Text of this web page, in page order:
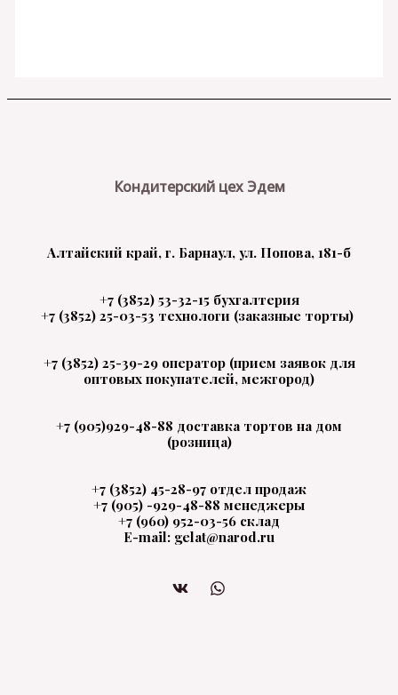
Кондитерский цех Эдем
Алтайский край, г. Барнаул, ул. Попова, 181-б
+7 (3852) 53-32-15 бухгалтерия
+7 (3852) 25-03-53 технологи (заказные торты)
+7 (3852) 25-39-29 оператор (прием заявок для
оптовых покупателей, межгород)
+7 (905)929-48-88 доставка тортов на дом
(розница)
+7 (3852) 45-28-97 отдел продаж
+7 (905) -929-48-88 менеджеры
+7 (960) 952-03-56 склад
E-mail: gelat@narod.ru